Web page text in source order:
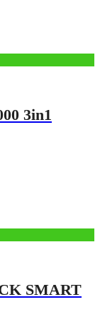
3in1
SMART